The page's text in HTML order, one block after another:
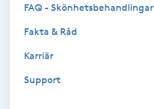
Damklippning
Diamantslipning
FAQ - Skönhetsbehandlingar
Fakta & Råd
Karriär
Support